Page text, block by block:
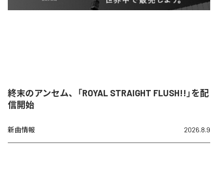
終末のアンセム、「ROYAL STRAIGHT FLUSH!!」を配
信開始
新曲情報 2026.8.9